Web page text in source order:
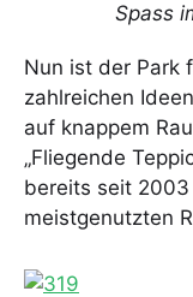
Spass
Nun ist der Park
zahlreichen
auf knappem
„Fliegende
bereits seit
meistgenutzten